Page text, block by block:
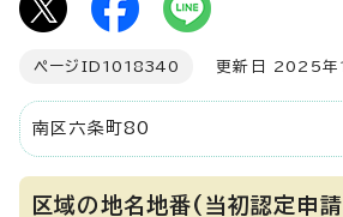
ページID 1018340 更新日 2025年
南区六条町80
区域の地名地番(当初認定申